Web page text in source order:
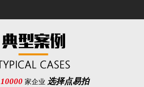
10000 家企业 选择点易拍